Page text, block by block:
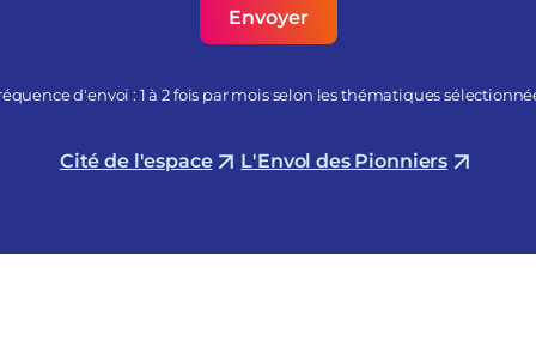
d'envoi : 1 à 2 fois par mois selon les thématiques
Cité de l'espace L'Envol des Pionniers